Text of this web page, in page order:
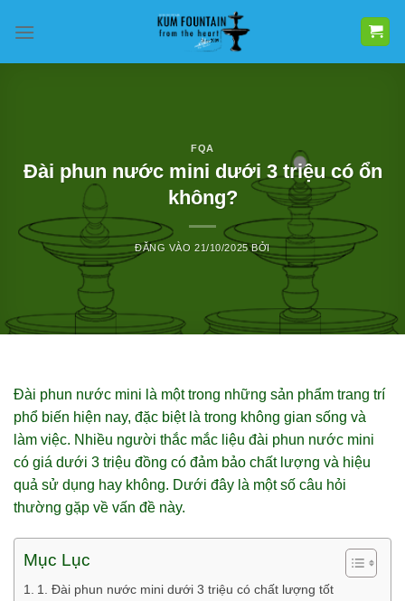
qua
FQA
Đài phun nước mini dưới 3 triệu có ổn
không?
ĐĂNG VÀO21/10/2025 BỞI
Đài phun nước mini là một trong những sản phẩm trang trí
phổ biến hiện nay, đặc biệt là trong không gian sống và
làm việc. Nhiều người thắc mắc liệu đài phun nước mini
có giá dưới 3 triệu đồng có đảm bảo chất lượng và hiệu
quả sử dụng hay không. Dưới đây là một số câu hỏi
thường gặp về vấn đề này.
Mục Lục
1. Đài phun nước mini dưới 3 triệu có chất lượng tốt